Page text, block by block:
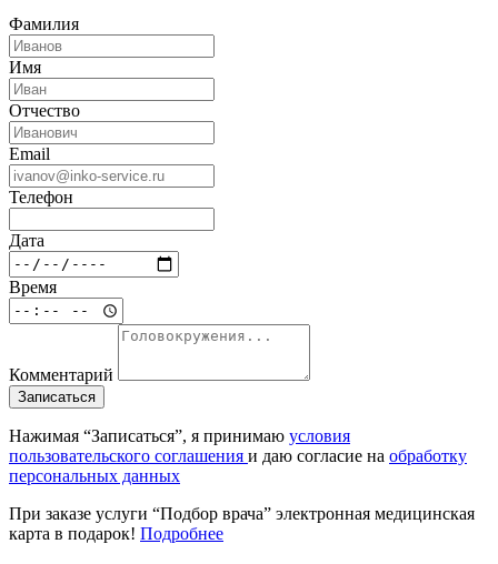
Фамилия
Имя
Отчество
Email
Телефон
Дата
Время
Комментарий
Записаться
Нажимая “Записаться”, я принимаю условия
пользовательского соглашения и даю согласие на обработку
персональных данных
При заказе услуги “Подбор врача” электронная медицинская
карта в подарок! Подробнее